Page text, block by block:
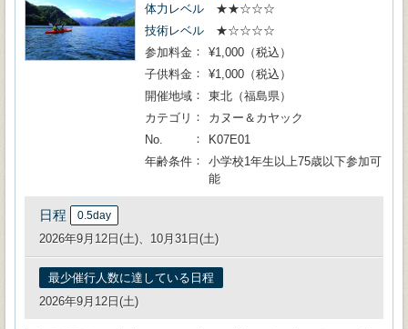
体力レベル
★★☆☆☆
技術レベル
★☆☆☆☆
参加料金
¥1,000（税込）
子供料金
¥1,000（税込）
開催地域
東北（福島県）
カテゴリ
カヌー＆カヤック
No.
K07E01
年齢条件
小学校1年生以上75歳以下参加可
能
日程 0.5day
2026年9月12日(土)、10月31日(土)
最少催行人数に達している日程
2026年9月12日(土)